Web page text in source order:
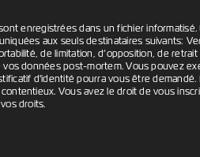
enregistrées dans un fichier
aux seuls destinataires suivants:
de limitation, d’opposition, de
données post-mortem. Vous pouvez
d'identité pourra vous être
Vous avez le droit de vous
droits.